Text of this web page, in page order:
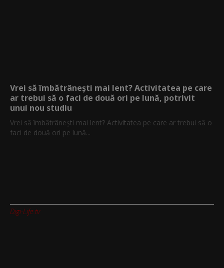
Vrei să îmbătrânești mai lent? Activitatea pe care
ar trebui să o faci de două ori pe lună, potrivit
unui nou studiu
Vrei să îmbătrânești mai lent? Activitatea pe care ar trebui să o
faci de două ori pe lună...
Digi-Life.tv